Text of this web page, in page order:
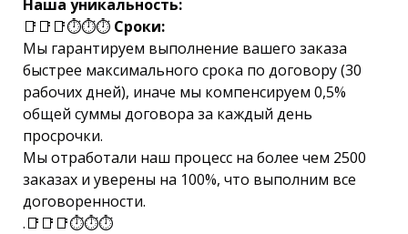
Наша уникальность:
📑📑📑⏱⏱⏱ Сроки:
Мы гарантируем выполнение вашего заказа
быстрее максимального срока по договору (30
рабочих дней), иначе мы компенсируем 0,5%
общей суммы договора за каждый день
просрочки.
Мы отработали наш процесс на более чем 2500
заказах и уверены на 100%, что выполним все
договоренности.
.📑📑📑⏱⏱⏱